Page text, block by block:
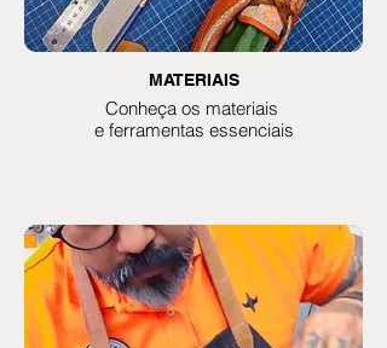
MATERIAIS
Conheça os materiais
e ferramentas essenciais